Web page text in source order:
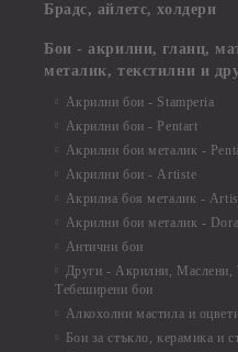
Брадс, айлетс, холдери
Бои - акрилни, гланц,
металик, текстилни и
Акрилни бои - Stamperia
Акрилни бои - Pentart
Акрилни бои металик -
Акрилни бои - Artiste
Акрилна боя металик -
Акрилни бои металик -
Антични бои
Други - Акрилни, Маслени,
Тебеширени бои
Алкохолни мастила и
Бои за стъкло, керамика и